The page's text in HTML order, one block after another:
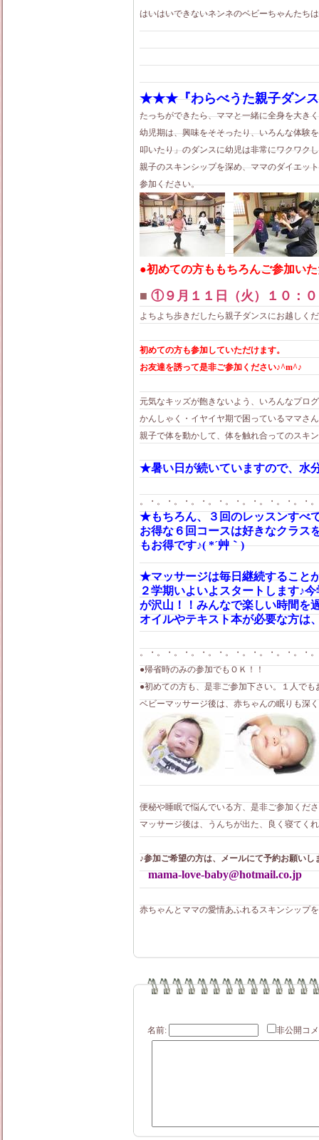
はいはいできないネンネのベビーちゃんたち
★★★『わらべうた親子ダン
たっちができたら、ママと一緒に全身を大き
幼児期は、興味をそそったり、いろんな体験
叩いたり」のダンスに幼児は非常にワクワ
親子のスキンシップを深め、ママのダイエッ
参加ください。
●初めての方ももちろんご参加い
■ ①９月１１日（火）１０：
よちよち歩きだしたら親子ダンスにお越しく
初めての方も参加していただけます。
お友達を誘って是非ご参加ください♪^m^♪
元気なキッズが飽きないよう、いろんなプロ
かんしゃく・イヤイヤ期で困っているママさ
親子で体を動かして、体を触れ合ってのスキ
★暑い日が続いていますので、水
。・。・。・。・。・。・。・。・。・。・
★もちろん、３回のレッスンすべ
お得な６回コースは好きなクラス
もお得です♪( *´艸｀)
★マッサージは毎日継続すること
２学期いよいよスタートします♪
が沢山！！みんなで楽しい時間を
オイルやテキスト本が必要な方は
。・。・。・。・。・。・。・。・。・。・
●帰省時のみの参加でもＯＫ！！
●初めての方も、是非ご参加下さい。１人で
ベビーマッサージ後は、赤ちゃんの眠りも深
便秘や睡眠で悩んでいる方、是非ご参加くだ
マッサージ後は、うんちが出た、良く寝てく
♪参加ご希望の方は、メールにて予約お願いし
mama-love-baby@hotmail.co.jp
赤ちゃんとママの愛情あふれるスキンシップ
名前: 非公開